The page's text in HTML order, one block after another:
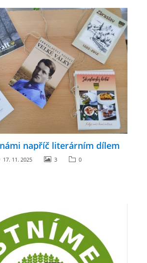
napříč literárním dílem
17. 11. 2025 3 0